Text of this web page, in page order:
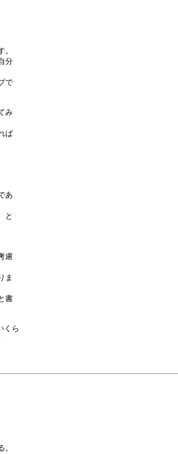
分
で
み
ば
あ
と
慮
ま
書
くら